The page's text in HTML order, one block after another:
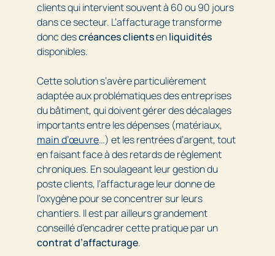
clients qui intervient souvent à 60 ou 90 jours
dans ce secteur. L’affacturage transforme
donc descréances clientsenliquidités
disponibles.
Cette solution s’avère particulièrement
adaptée aux problématiques des entreprises
du bâtiment, qui doivent gérer des décalages
importants entre les dépenses (matériaux,
main d’œuvre…) et les rentrées d’argent, tout
en faisant face à des retards de règlement
chroniques. En soulageant leur gestion du
poste clients, l’affacturage leur donne de
l’oxygène pour se concentrer sur leurs
chantiers. Il est par ailleurs grandement
conseillé d’encadrer cette pratique par un
contrat d’affacturage.